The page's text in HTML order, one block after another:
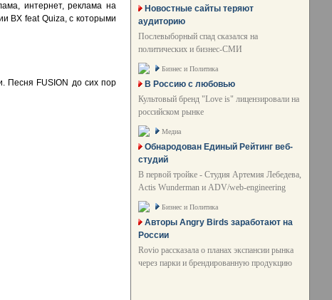
интернет, реклама на
BX feat Quiza, с которыми
Песня FUSION до сих пор
Новостные сайты теряют
аудиторию
Послевыборный спад сказался на
политических и бизнес-СМИ
Бизнес и Политика
В Россию с любовью
Культовый бренд "Love is" лицензировали на
российском рынке
Медиа
Обнародован Единый Рейтинг веб-
студий
В первой тройке - Студия Артемия Лебедева,
Actis Wunderman и ADV/web-engineering
Бизнес и Политика
Авторы Angry Birds заработают на
России
Rovio рассказала о планах экспансии рынка
через парки и брендированную продукцию